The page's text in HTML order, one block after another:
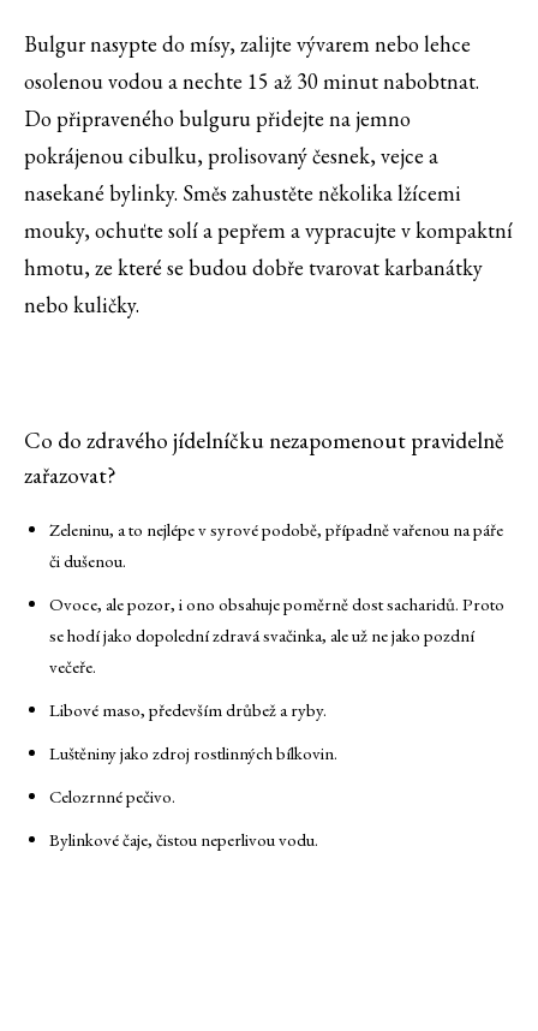
Bulgur nasypte do mísy, zalijte vývarem nebo lehce
osolenou vodou a nechte 15 až 30 minut nabobtnat.
Do připraveného bulguru přidejte na jemno
pokrájenou cibulku, prolisovaný česnek, vejce a
nasekané bylinky. Směs zahustěte několika lžícemi
mouky, ochuťte solí a pepřem a vypracujte v kompaktní
hmotu, ze které se budou dobře tvarovat karbanátky
nebo kuličky.
Co do zdravého jídelníčku nezapomenout pravidelně
zařazovat?
Zeleninu, a to nejlépe v syrové podobě, případně vařenou na páře
či dušenou.
Ovoce, ale pozor, i ono obsahuje poměrně dost sacharidů. Proto
se hodí jako dopolední zdravá svačinka, ale už ne jako pozdní
večeře.
Libové maso, především drůbež a ryby.
Luštěniny jako zdroj rostlinných bílkovin.
Celozrnné pečivo.
Bylinkové čaje, čistou neperlivou vodu.